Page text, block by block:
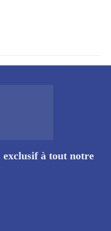
exclusif à tout notre